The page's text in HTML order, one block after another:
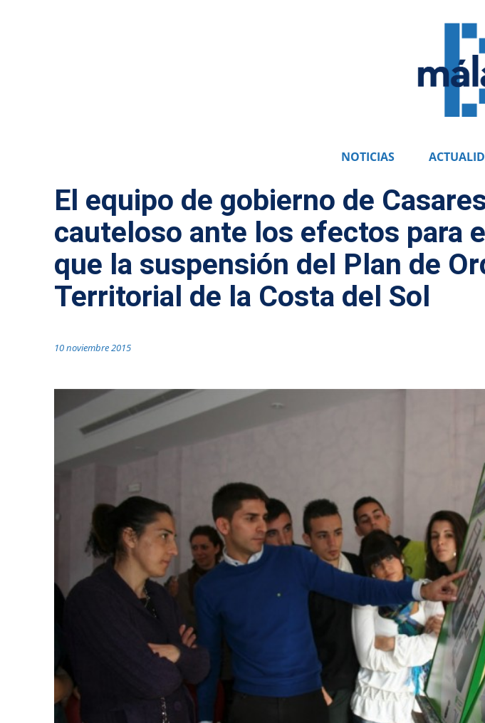
NOTICIAS
El equipo de gobierno de
cauteloso ante los efectos para
que la suspensión del Plan de
Territorial de la Costa del Sol
10 noviembre 2015